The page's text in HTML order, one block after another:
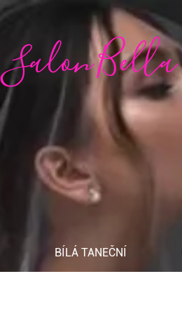
Salon Bella
BÍLÁ TANEČNÍ